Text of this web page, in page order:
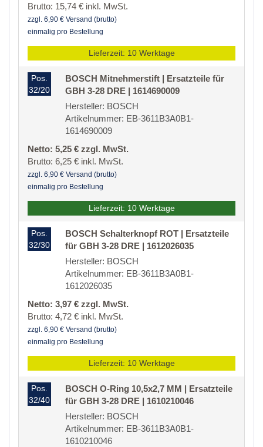
Brutto: 15,74 € inkl. MwSt.
zzgl. 6,90 € Versand (brutto)
einmalig pro Bestellung
Lieferzeit: 10 Werktage
Pos.
32/20
BOSCH Mitnehmerstift | Ersatzteile für
GBH 3-28 DRE | 1614690009
Hersteller: BOSCH
Artikelnummer: EB-3611B3A0B1-
1614690009
Netto: 5,25 € zzgl. MwSt.
Brutto: 6,25 € inkl. MwSt.
zzgl. 6,90 € Versand (brutto)
einmalig pro Bestellung
Lieferzeit: 10 Werktage
Pos.
32/30
BOSCH Schalterknopf ROT | Ersatzteile
für GBH 3-28 DRE | 1612026035
Hersteller: BOSCH
Artikelnummer: EB-3611B3A0B1-
1612026035
Netto: 3,97 € zzgl. MwSt.
Brutto: 4,72 € inkl. MwSt.
zzgl. 6,90 € Versand (brutto)
einmalig pro Bestellung
Lieferzeit: 10 Werktage
Pos.
32/40
BOSCH O-Ring 10,5x2,7 MM | Ersatzteile
für GBH 3-28 DRE | 1610210046
Hersteller: BOSCH
Artikelnummer: EB-3611B3A0B1-
1610210046